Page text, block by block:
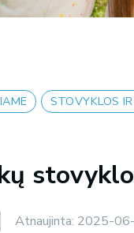
STOVYKLOS
Atnaujinta: 2025-